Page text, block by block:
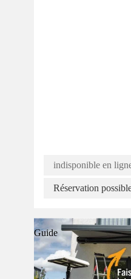
indisponible en
Réservation
Guide